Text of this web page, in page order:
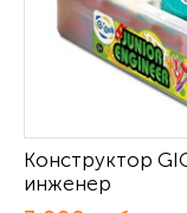
Конструктор
инженер